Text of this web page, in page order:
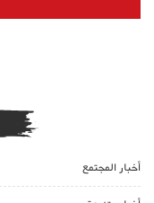
أخبار المجتمع